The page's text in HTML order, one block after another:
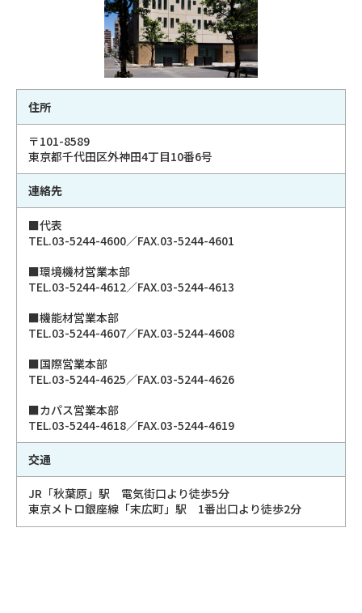
住所
〒101-8589
東京都千代田区外神田4丁目10番6号
連絡先
■代表
TEL.03-5244-4600／FAX.03-5244-4601
■環境機材営業本部
TEL.03-5244-4612／FAX.03-5244-4613
■機能材営業本部
TEL.03-5244-4607／FAX.03-5244-4608
■国際営業本部
TEL.03-5244-4625／FAX.03-5244-4626
■カパス営業本部
TEL.03-5244-4618／FAX.03-5244-4619
交通
JR「秋葉原」駅 電気街口より徒歩5分
東京メトロ銀座線「末広町」駅 1番出口より徒歩2分